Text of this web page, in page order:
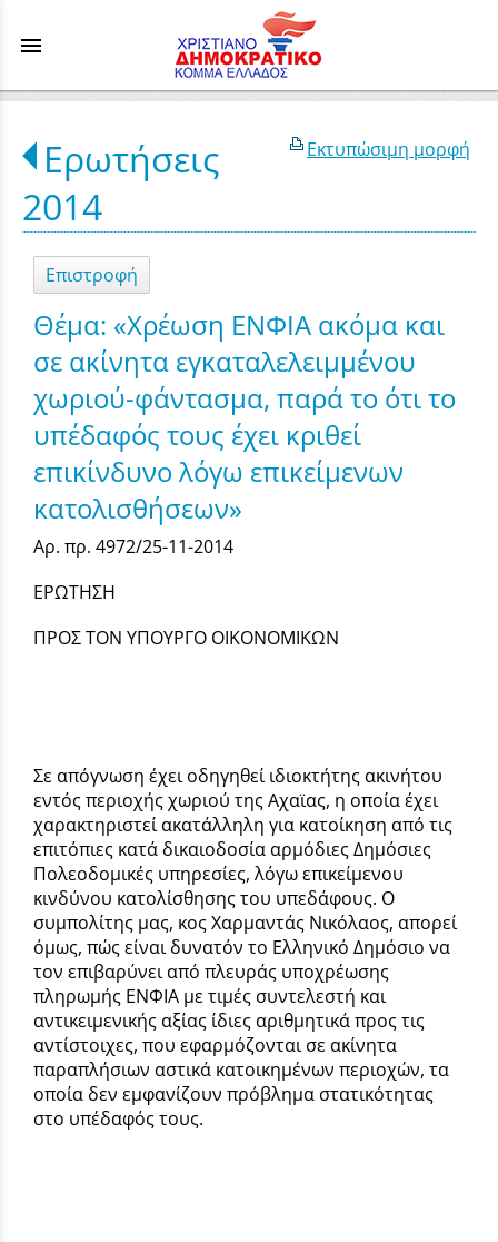
menu
Εκτυπώσιμη μορφή
Ερωτήσεις
2014
Επιστροφή
Θέμα: «Χρέωση ΕΝΦΙΑ ακόμα και
σε ακίνητα εγκαταλελειμμένου
χωριού-φάντασμα, παρά το ότι το
υπέδαφός τους έχει κριθεί
επικίνδυνο λόγω επικείμενων
κατολισθήσεων»
Αρ. πρ. 4972/25-11-2014
ΕΡΩΤΗΣΗ
ΠΡΟΣ ΤΟΝ ΥΠΟΥΡΓΟ ΟΙΚΟΝΟΜΙΚΩΝ
Σε απόγνωση έχει οδηγηθεί ιδιοκτήτης ακινήτου
εντός περιοχής χωριού της Αχαϊας, η οποία έχει
χαρακτηριστεί ακατάλληλη για κατοίκηση από τις
επιτόπιες κατά δικαιοδοσία αρμόδιες Δημόσιες
Πολεοδομικές υπηρεσίες, λόγω επικείμενου
κινδύνου κατολίσθησης του υπεδάφους. Ο
συμπολίτης μας, κος Χαρμαντάς Νικόλαος, απορεί
όμως, πώς είναι δυνατόν το Ελληνικό Δημόσιο να
τον επιβαρύνει από πλευράς υποχρέωσης
πληρωμής ΕΝΦΙΑ με τιμές συντελεστή και
αντικειμενικής αξίας ίδιες αριθμητικά προς τις
αντίστοιχες, που εφαρμόζονται σε ακίνητα
παραπλήσιων αστικά κατοικημένων περιοχών, τα
οποία δεν εμφανίζουν πρόβλημα στατικότητας
στο υπέδαφός τους.